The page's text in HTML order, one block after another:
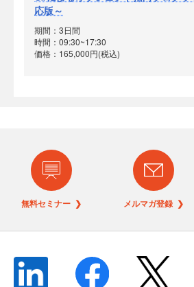
応版～
期間：3日間
時間：09:30~17:30
価格：165,000円(税込)
無料セミナー ❯ メルマガ登録 ❯